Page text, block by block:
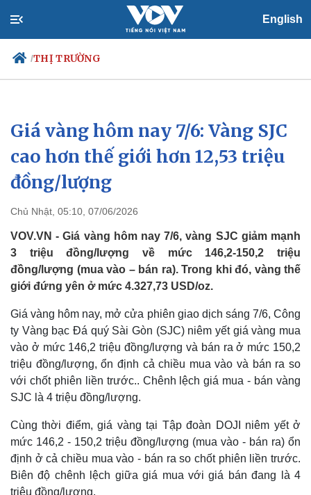
English
/THỊ TRƯỜNG
Chính trị
Tổ chức nhân sự
Quốc hội
Nhận diện sự thật
Xã hội
Tin 24h
Dự báo thời tiết
Giá vàng hôm nay 7/6: Vàng SJC
cao hơn thế giới hơn 12,53 triệu
đồng/lượng
Chủ Nhật, 05:10, 07/06/2026
VOV.VN - Giá vàng hôm nay 7/6, vàng SJC giảm mạnh
3 triệu đồng/lượng về mức 146,2-150,2 triệu
đồng/lượng (mua vào – bán ra). Trong khi đó, vàng thế
giới đứng yên ở mức 4.327,73 USD/oz.
Giá vàng hôm nay, mở cửa phiên giao dịch sáng 7/6, Công
ty Vàng bạc Đá quý Sài Gòn (SJC) niêm yết giá vàng mua
vào ở mức 146,2 triệu đồng/lượng và bán ra ở mức 150,2
triệu đồng/lượng, ổn định cả chiều mua vào và bán ra so
với chốt phiên liền trước.. Chênh lệch giá mua - bán vàng
SJC là 4 triệu đồng/lượng.
Cùng thời điểm, giá vàng tại Tập đoàn DOJI niêm yết ở
mức 146,2 - 150,2 triệu đồng/lượng (mua vào - bán ra) ổn
định ở cả chiều mua vào - bán ra so chốt phiên liền trước.
Biên độ chênh lệch giữa giá mua với giá bán đang là 4
triệu đồng/lượng.